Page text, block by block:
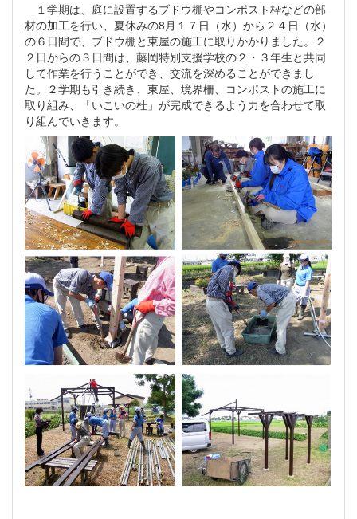
１学期は、庭に設置するブドウ棚やコンポスト枠などの部
材の加工を行い、夏休みの8月１７日（水）から２４日（水）
の６日間で、ブドウ棚と東屋の施工に取りかかりました。２
２日からの３日間は、藤岡特別支援学校の２・３年生と共同
して作業を行うことができ、交流を深めることができまし
た。２学期も引き続き、東屋、境界柵、コンポストの施工に
取り組み、「いこいの杜」が完成できるよう力を合わせて取
り組んでいきます。